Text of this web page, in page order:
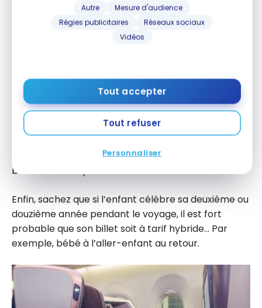
Autre
Mesure d'audience
Régies publicitaires
Réseaux sociaux
Vidéos
Tout accepter
Tout refuser
Personnaliser
voyagent sur les genoux des parents, varient. Ils
oscillent entre la gratuité complète, le paiement
des taxes seulement, et 10 % du prix courant pour
en sécurité. Précisément lors du décollage,
l’atterrissage et pendant les turbulences.
Transport Canada exige ensuite que les
enfants de
tarif adulte sauf à l’international. ils peuvent alors
bénéficier d’un prix enfant s’ils ont moins de 12 ans.
Enfin, sachez que si l’enfant célèbre sa deuxième ou
douzième année pendant le voyage, il est fort
probable que son billet soit à tarif hybride… Par
exemple, bébé à l’aller-enfant au retour.